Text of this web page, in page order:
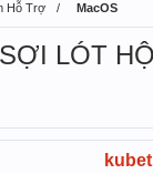
Hỗ Trợ MacOS
LÓT